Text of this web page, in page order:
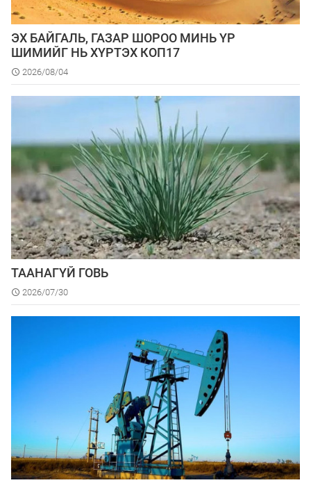
ЭХ БАЙГАЛЬ, ГАЗАР ШОРОО МИНЬ ҮР
ШИМИЙГ НЬ ХҮРТЭХ КОП17
2026/08/04
ТААНАГҮЙ ГОВЬ
2026/07/30